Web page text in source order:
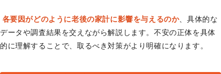
各要因がどのように老後の家計に影響を与えるのか、具体的な
データや調査結果を交えながら解説します。不安の正体を具体
的に理解することで、取るべき対策がより明確になります。